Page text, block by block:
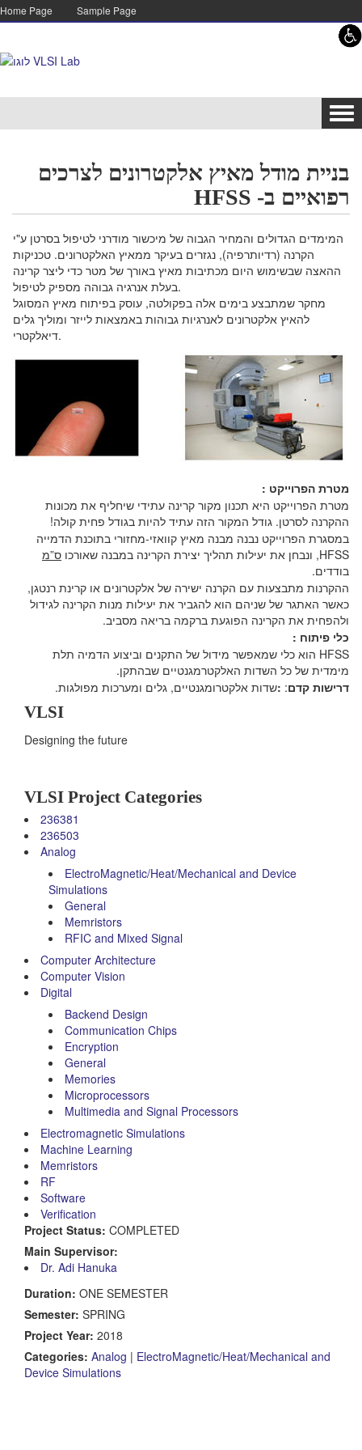
Skip to content
Skip to navigation
Home Page Sample Page
בניית מודל מאיץ אלקטרונים לצרכים
רפואיים ב- HFSS
המימדים הגדולים והמחיר הגבוה של מיכשור מודרני לטיפול בסרטן ע"י
הקרנה (רדיותרפיה), נגזרים בעיקר ממאיץ האלקטרונים. טכניקות
ההאצה שבשימוש היום מכתיבות מאיץ באורך של מטר כדי ליצר קרינה
בעלת אנרגיה גבוהה מספיק לטיפול.
מחקר שמתבצע בימים אלה בפקולטה, עוסק בפיתוח מאיץ המסוגל
להאיץ אלקטרונים לאנרגיות גבוהות באמצאות לייזר ומוליך גלים
דיאלקטרי.
מטרת הפרוייקט :
מטרת הפרוייקט היא תכנון מקור קרינה עתידי שיחליף את מכונות
ההקרנה לסרטן. גודל המקור הזה עתיד להיות בגודל פחית קולה!
במסגרת הפרוייקט נבנה מבנה מאיץ קוואזי-מחזורי בתוכנת הדמייה
HFSS, ונבחן את יעילות תהליך יצירת הקרינה במבנה שאורכו ס”מ
בודדים.
ההקרנות מתבצעות עם הקרנה ישירה של אלקטרונים או קרינת רנטגן,
כאשר האתגר של שניהם הוא להגביר את יעילות מנות הקרינה לגידול
ולהפחית את הקרינה הפוגעת ברקמה בריאה מסביב.
כלי פיתוח :
HFSS הוא כלי שמאפשר מידול של התקנים וביצוע הדמיה תלת
מימדית של כל השדות האלקטרמגנטיים שבהתקן.
דרישות קדם:
:שדות אלקטרומגנטיים, גלים ומערכות מפולגות.
VLSI
Designing the future
VLSI Project Categories
236381
236503
Analog
ElectroMagnetic/Heat/Mechanical and Device
Simulations
General
Memristors
RFIC and Mixed Signal
Computer Architecture
Computer Vision
Digital
Backend Design
Communication Chips
Encryption
General
Memories
Microprocessors
Multimedia and Signal Processors
Electromagnetic Simulations
Machine Learning
Memristors
RF
Software
Verification
Project Status: COMPLETED
Main Supervisor:
Dr. Adi Hanuka
Duration: ONE SEMESTER
Semester: SPRING
Project Year: 2018
Categories: Analog | ElectroMagnetic/Heat/Mechanical and
Device Simulations